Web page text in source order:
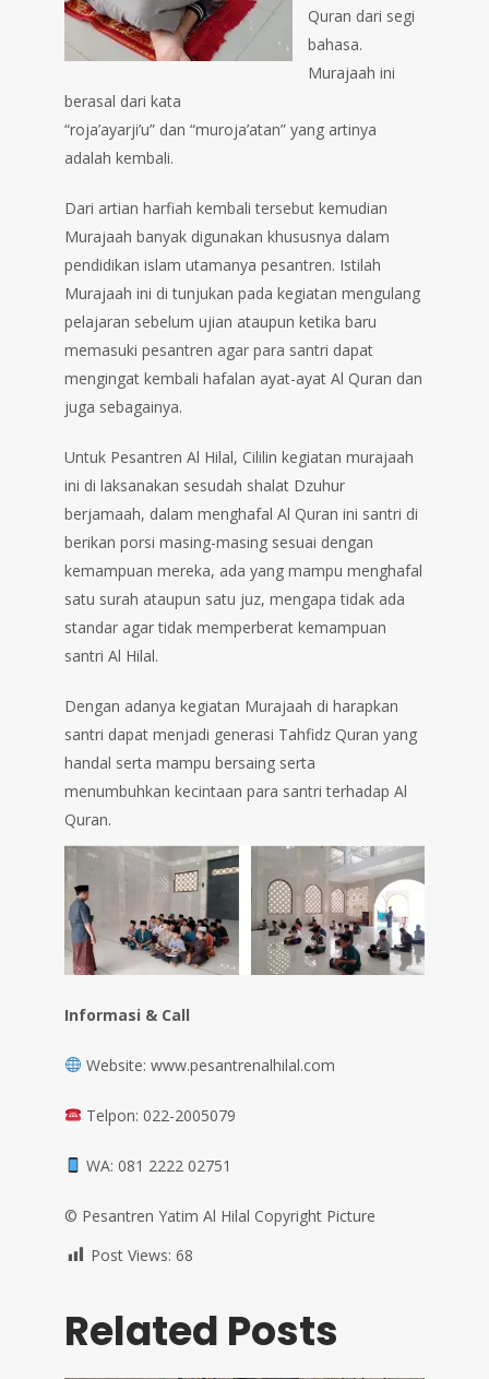
Quran dari segi
bahasa.
Murajaah ini
berasal dari kata
“roja’ayarji’u” dan “muroja’atan” yang artinya
adalah kembali.
Dari artian harfiah kembali tersebut kemudian
Murajaah banyak digunakan khususnya dalam
pendidikan islam utamanya pesantren. Istilah
Murajaah ini di tunjukan pada kegiatan mengulang
pelajaran sebelum ujian ataupun ketika baru
memasuki pesantren agar para santri dapat
mengingat kembali hafalan ayat-ayat Al Quran dan
juga sebagainya.
Untuk Pesantren Al Hilal, Cililin kegiatan murajaah
ini di laksanakan sesudah shalat Dzuhur
berjamaah, dalam menghafal Al Quran ini santri di
berikan porsi masing-masing sesuai dengan
kemampuan mereka, ada yang mampu menghafal
satu surah ataupun satu juz, mengapa tidak ada
standar agar tidak memperberat kemampuan
santri Al Hilal.
Dengan adanya kegiatan Murajaah di harapkan
santri dapat menjadi generasi Tahfidz Quran yang
handal serta mampu bersaing serta
menumbuhkan kecintaan para santri terhadap Al
Quran.
Informasi & Call
Website: www.pesantrenalhilal.com
Telpon: 022-2005079
WA: 081 2222 02751
©️ Pesantren Yatim Al Hilal Copyright Picture
Post Views: 68
Related Posts